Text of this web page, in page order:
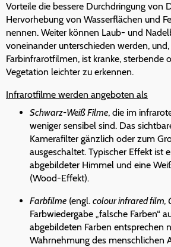
Vorteile die bessere Durchdringung von
Hervorhebung von Wasserflächen und
nennen. Weiter können Laub- und
voneinander unterschieden werden,
Farbinfrarotfilmen, ist kranke, sterbende
Vegetation leichter zu erkennen.
Infrarotfilme werden angeboten als
Schwarz-Weiß Filme, die im
weniger sensibel sind. Das
Kamerafilter gänzlich oder zum
ausgeschaltet. Typischer Effekt ist
abgebildeter Himmel und eine
(Wood-Effekt).
Farbfilme (engl. colour infrared film,
Farbwiedergabe „falsche Farben“
abgebildeten Farben entsprechen
Wahrnehmung des menschlichen